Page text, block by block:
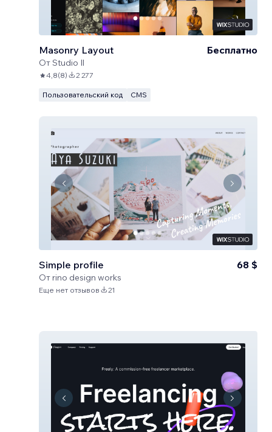
Masonry Layout
ОтStudio Il
Бесплатно
4,8(8) 2 277
Пользовательский код CMS
Simple profile
Отrino design works
68 $
Еще нет отзывов 21